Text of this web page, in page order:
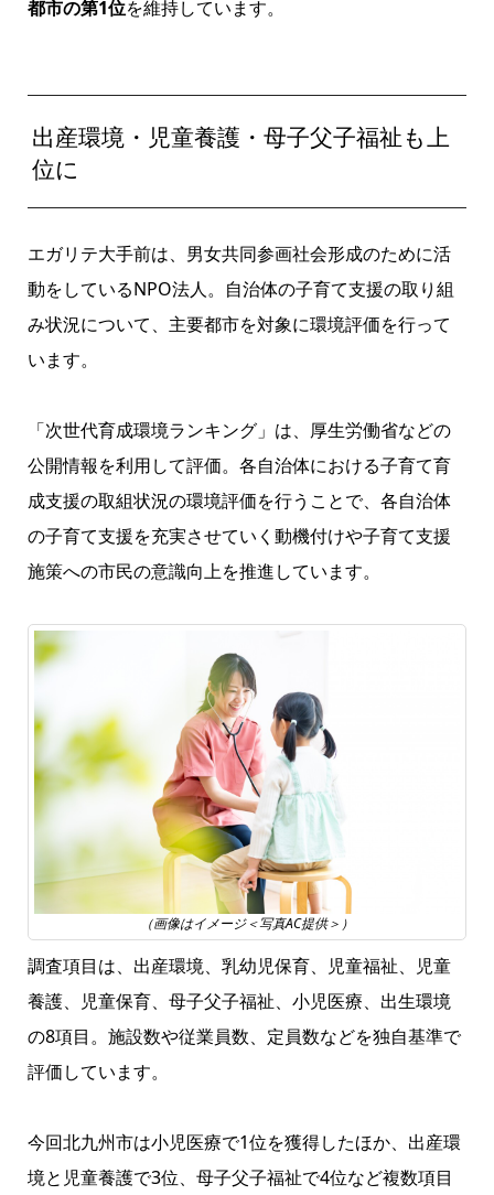
都市の第1位を維持しています。
出産環境・児童養護・母子父子福祉も上
位に
エガリテ大手前は、男女共同参画社会形成のために活
動をしているNPO法人。自治体の子育て支援の取り組
み状況について、主要都市を対象に環境評価を行って
います。
「次世代育成環境ランキング」は、厚生労働省などの
公開情報を利用して評価。各自治体における子育て育
成支援の取組状況の環境評価を行うことで、各自治体
の子育て支援を充実させていく動機付けや子育て支援
施策への市民の意識向上を推進しています。
（画像はイメージ＜写真AC提供＞）
調査項目は、出産環境、乳幼児保育、児童福祉、児童
養護、児童保育、母子父子福祉、小児医療、出生環境
の8項目。施設数や従業員数、定員数などを独自基準で
評価しています。
今回北九州市は小児医療で1位を獲得したほか、出産環
境と児童養護で3位、母子父子福祉で4位など複数項目